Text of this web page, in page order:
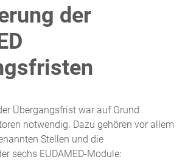
der
Übergangsfrist war auf Grund
notwendig. Dazu gehören vor allem
Stellen und die
sechs EUDAMED-Module: